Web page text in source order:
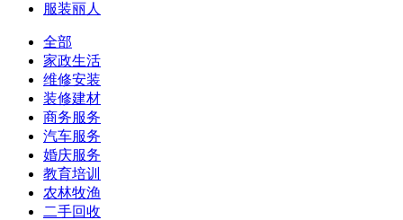
服装丽人
全部
家政生活
维修安装
装修建材
商务服务
汽车服务
婚庆服务
教育培训
农林牧渔
二手回收